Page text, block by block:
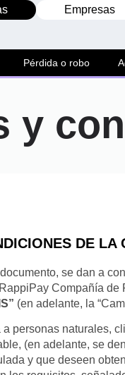
Empresas
Pérdida o robo
y
DE LA
se dan a
Compañía de
(en adelante, la
a personas naturales,
(en adelante, se
y que deseen